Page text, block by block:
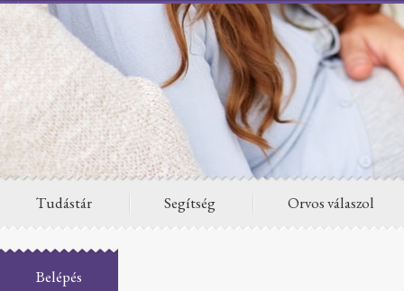
Tudástár Segítség Orvos válaszol
Belépés
Fórum